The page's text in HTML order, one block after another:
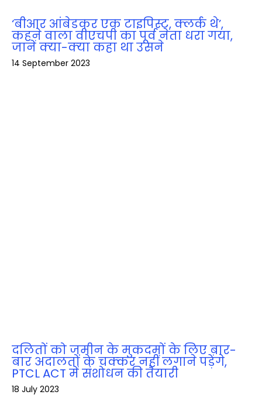
‘बीआर आंबेडकर एक टाइपिस्ट, क्लर्क थे’,
कहने वाला वीएचपी का पूर्व नेता धरा गया,
जानें क्‍या-क्‍या कहा था उसने
14 September 2023
दलितों को जमीन के मुकदमों के लिए बार-
बार अदालतों के चक्‍कर नहीं लगाने पड़ेंगे,
PTCL ACT में संशोधन की तैयारी
18 July 2023